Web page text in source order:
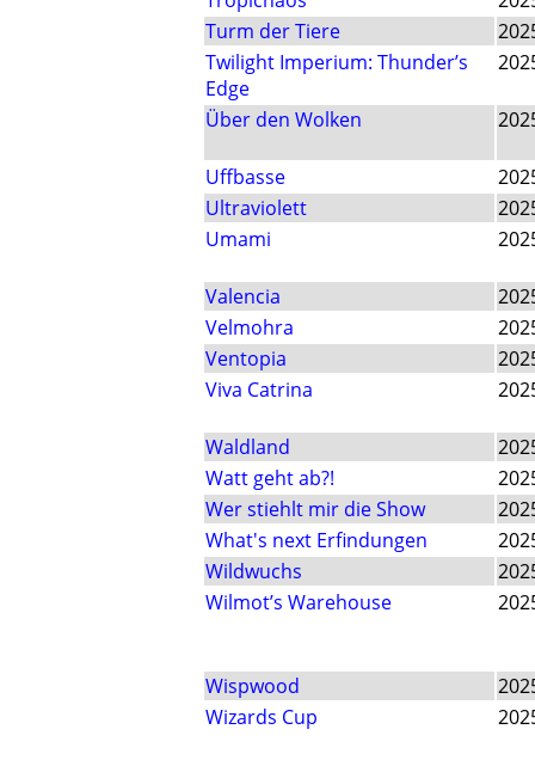
Turm der Tiere
Twilight Imperium: Thunder’s
Edge
Über den Wolken
Uffbasse
Ultraviolett
Umami
Valencia
Velmohra
Ventopia
Viva Catrina
Waldland
Watt geht ab?!
Wer stiehlt mir die Show
What's next Erfindungen
Wildwuchs
Wilmot’s Warehouse
Wispwood
Wizards Cup